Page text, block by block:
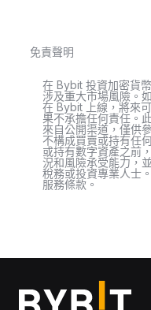
免責聲明
在 Bybit 投資加密貨
涉及重大市場風險。
在 Bybit 上線，將來
果不承擔任何責任。
來自公開渠道，僅供
不構成買賣或持有任
或持有數字資產之前
況和風險承受能力，
稅務或投資專業人士
服務條款。